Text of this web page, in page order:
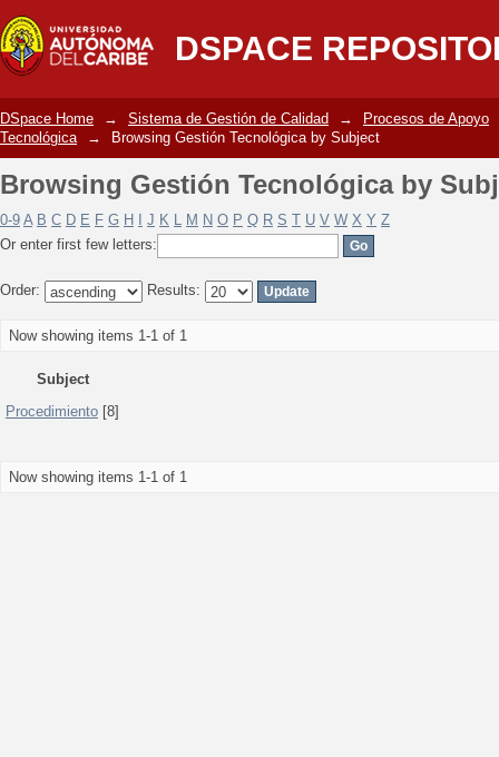
DSPACE
Browsing Gestión Tecnológica by
DSpace Home → Sistema de Gestión de Calidad →
Procesos de Apoyo
Tecnológica
→ Browsing Gestión Tecnológica by Subject
Browsing Gestión Tecnológica by
0-9 A B C D E F G H J K L M N O P Q R S T U V W X Y Z
Or enter first few letters:
Order: Results:
Now showing items 1-1 of 1
Subject
Procedimiento [8]
Now showing items 1-1 of 1